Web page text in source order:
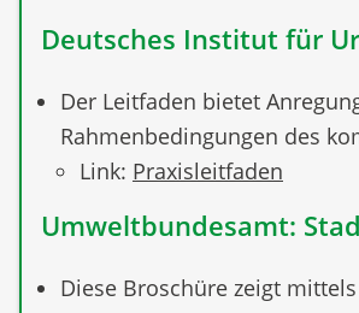
Deutsches Institut für
Der Leitfaden bietet
Rahmenbedingungen des
Link: Praxisleitfaden
Umweltbundesamt:
Diese Broschüre zeigt